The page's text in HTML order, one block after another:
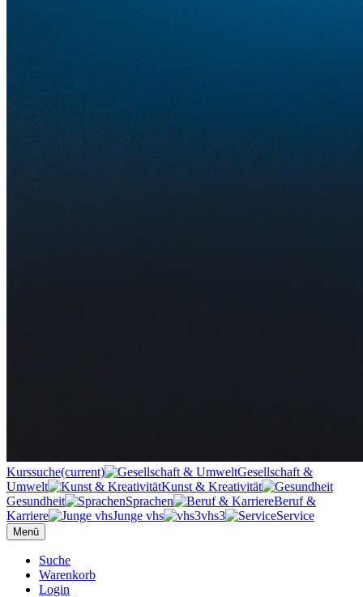
Kurssuche(current)
Gesellschaft &
Umwelt
Kunst & Kreativität
Gesundheit
Sprachen
Beruf &
Karriere
Junge vhs vhs3 Service
Menü
Suche
Warenkorb
Login